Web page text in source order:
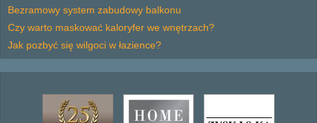
Bezramowy system zabudowy balkonu
Czy warto maskować kaloryfer we wnętrzach?
Jak pozbyć się wilgoci w łazience?